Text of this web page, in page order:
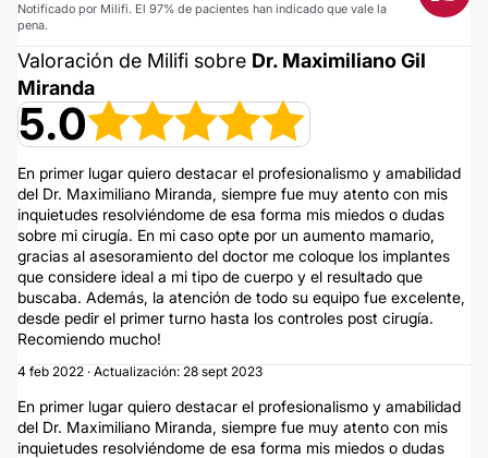
Notificado por Milifi. El 97% de pacientes han indicado que vale la
pena.
Valoración de Milifi sobre Dr. Maximiliano Gil
Miranda
5.0
En primer lugar quiero destacar el profesionalismo y amabilidad
del Dr. Maximiliano Miranda, siempre fue muy atento con mis
inquietudes resolviéndome de esa forma mis miedos o dudas
sobre mi cirugía. En mi caso opte por un aumento mamario,
gracias al asesoramiento del doctor me coloque los implantes
que considere ideal a mi tipo de cuerpo y el resultado que
buscaba. Además, la atención de todo su equipo fue excelente,
desde pedir el primer turno hasta los controles post cirugía.
Recomiendo mucho!
4 feb 2022 · Actualización: 28 sept 2023
En primer lugar quiero destacar el profesionalismo y amabilidad
del Dr. Maximiliano Miranda, siempre fue muy atento con mis
inquietudes resolviéndome de esa forma mis miedos o dudas